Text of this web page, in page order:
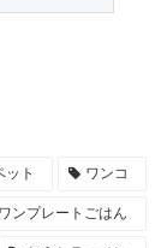
ット ワンコ
ワンプレートごはん